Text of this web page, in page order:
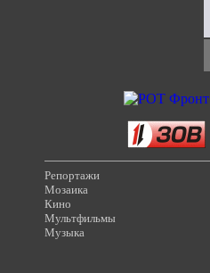
Репортажи
Мозаика
Кино
Мультфильмы
Музыка